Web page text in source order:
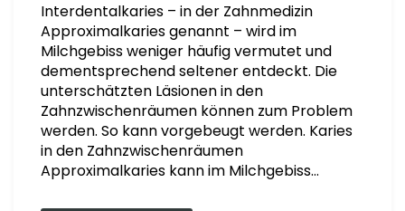
Interdentalkaries – in der Zahnmedizin
Approximalkaries genannt – wird im
Milchgebiss weniger häufig vermutet und
dementsprechend seltener entdeckt. Die
unterschätzten Läsionen in den
Zahnzwischenräumen können zum Problem
werden. So kann vorgebeugt werden. Karies
in den Zahnzwischenräumen
Approximalkaries kann im Milchgebiss…